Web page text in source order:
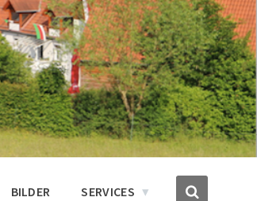
BILDER SERVICES